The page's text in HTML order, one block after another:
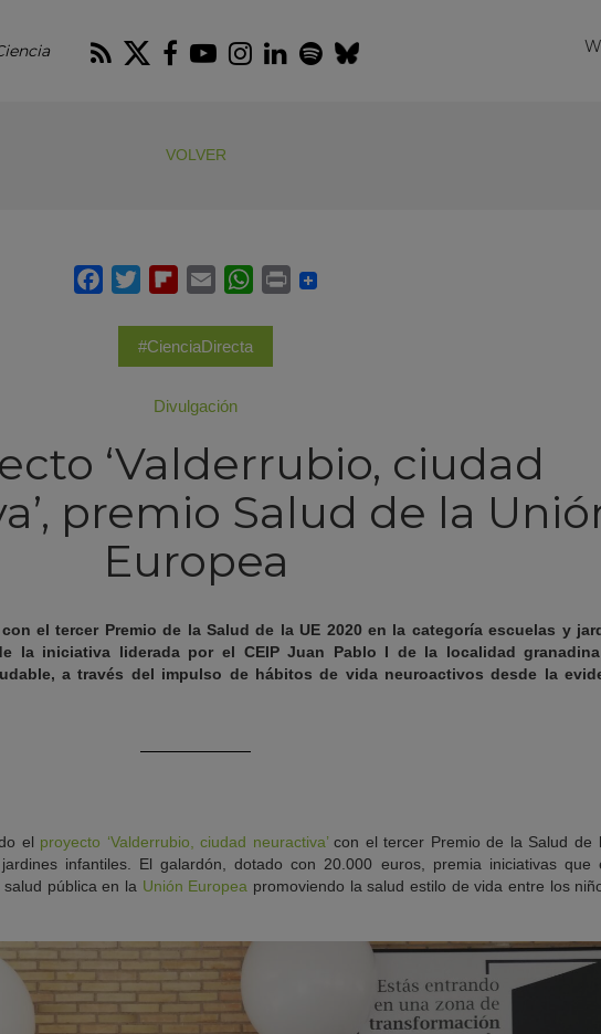
RSS Twitter
Facebook
Youtube
Instagram
LinkedIn
Spotify
Bluesky
VOLVER
#CienciaDirecta
Divulgación
‘Valderrubio, ciudad
premio Salud de la
Europea
el tercer Premio de la Salud de la UE 2020 en la categoría escuelas y
la iniciativa liderada por el CEIP Juan Pablo I de la localidad
a través del impulso dehábitos de vida neuroactivos desde la
el proyecto ‘Valderrubio, ciudad neuractiva’con el tercer Premio de la Salud de
infantiles. El galardón, dotado con 20.000 euros, premia iniciativas que
pública en la Unión Europea promoviendo la salud estilo de vida entre los